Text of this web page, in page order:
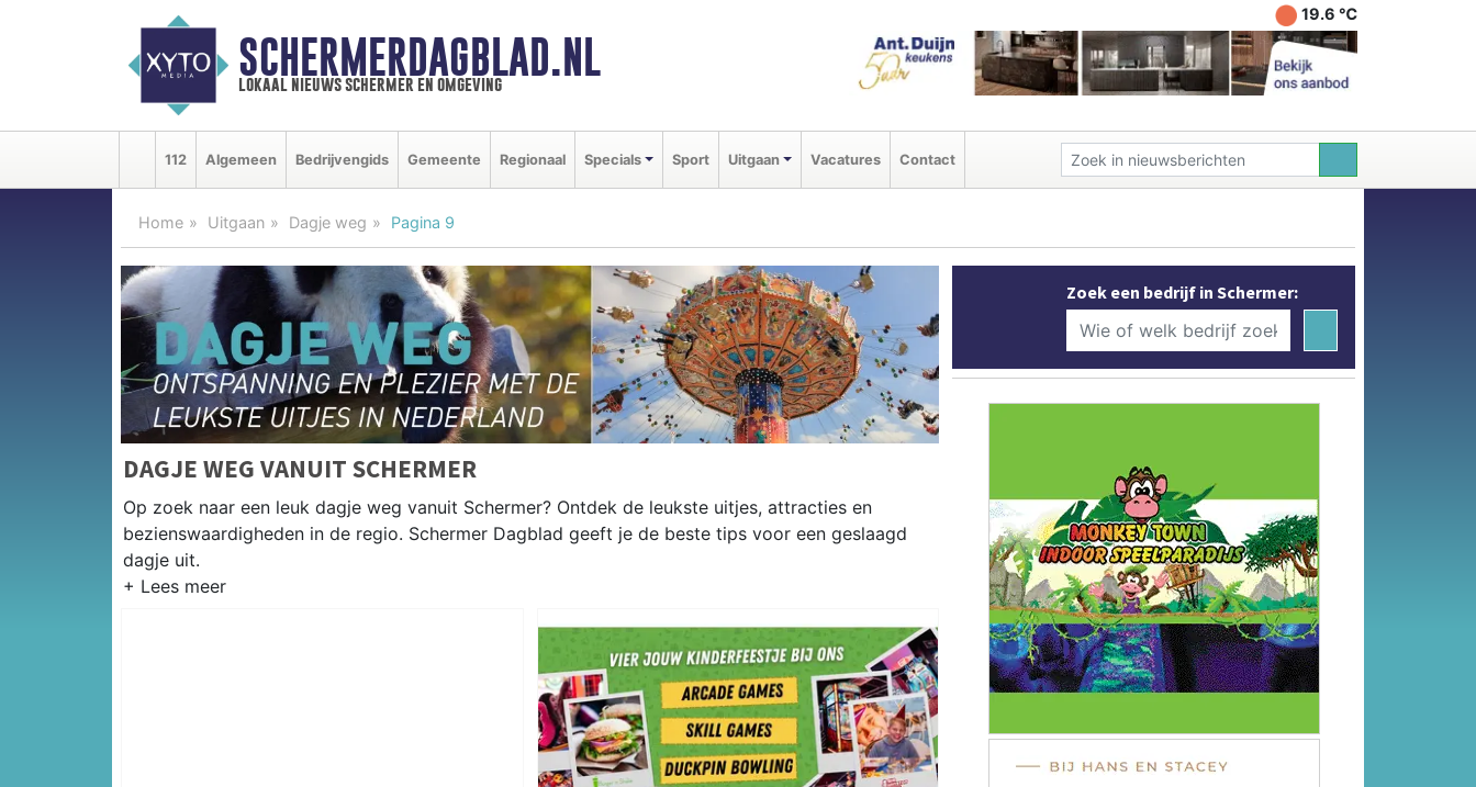
SCHERMERDAGBLAD.NL
lokaal nieuws schermer en omgeving
19.6 ℃
112 Algemeen Bedrijvengids Gemeente Regionaal Specials Sport Uitgaan Vacatures Contact
Home Uitgaan Dagje weg Pagina 9
DAGJE WEG VANUIT SCHERMER
Op zoek naar een leuk dagje weg vanuit Schermer? Ontdek de leukste uitjes, attracties en
bezienswaardigheden in de regio. Schermer Dagblad geeft je de beste tips voor een geslaagd
dagje uit.
Zoek een bedrijf in Schermer: